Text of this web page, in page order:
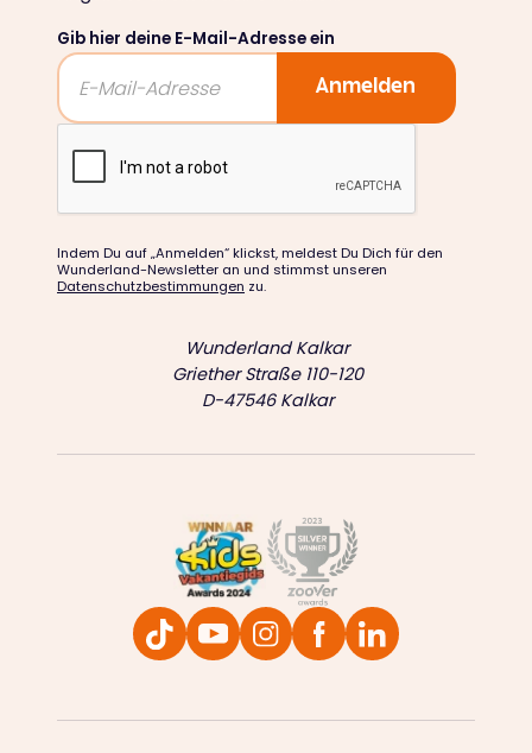
Gib hier deine E-Mail-Adresse ein
Indem Du auf „Anmelden“ klickst, meldest Du Dich für den
Wunderland-Newsletter an und stimmst unseren
Datenschutzbestimmungen zu.
Wunderland Kalkar
Griether Straße 110-120
D-47546 Kalkar